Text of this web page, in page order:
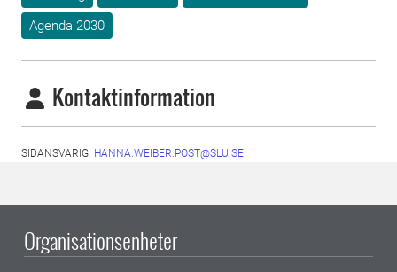
Agenda 2030
Kontaktinformation
SIDANSVARIG: HANNA.WEIBER.POST@SLU.SE
Organisationsenheter